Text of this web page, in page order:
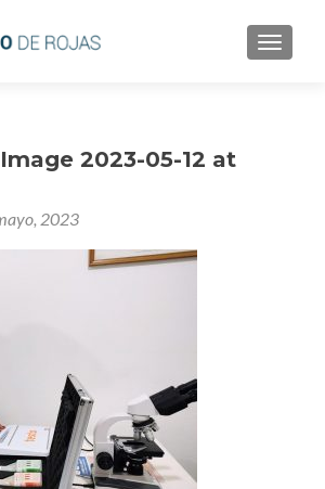
2023-05-12 at
2023